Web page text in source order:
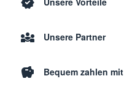
Unsere Partner
Bequem zahlen mit